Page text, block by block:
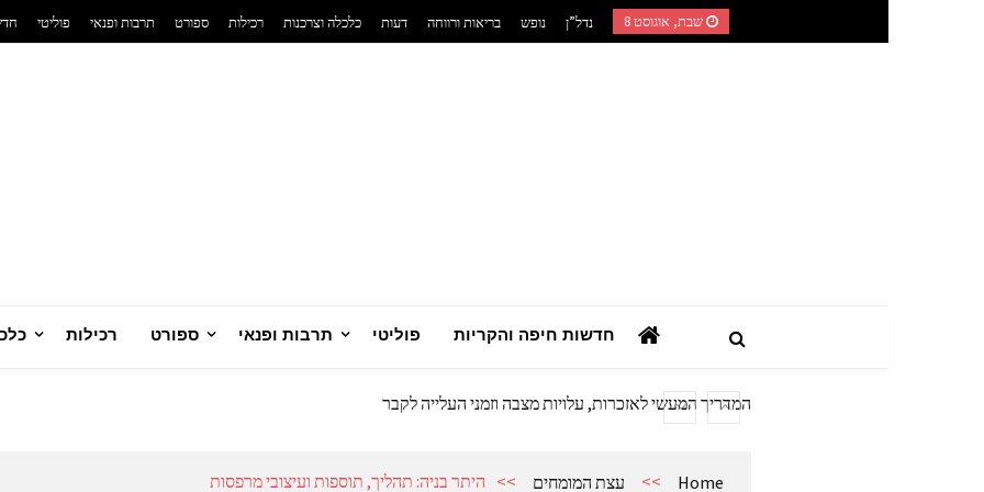
שבת, אוגוסט 8 נדל”ן נופש בריאות ורווחה דעות כלכלה וצרכנות רכילות ספורט תרבות ופנאי פוליטי
רכילות ספורט תרבות ופנאי פוליטי חדשות חיפה והקריות
המדריך הצרכני המלא: כך תבחרו מערכת סולארית ביתית מנצחת
המדריך המעשי לאזכרות, עלויות מצבה וזמני העלייה לקבר
אשפוז פסיכיאטרי ביתי: הגישה הדיסקרטית שמשנה את כללי המשחק בבריאות הנפש
Home
>> עצת המומחים >> היתר בניה: תהליך, תוספות ועיצובי מרפסות